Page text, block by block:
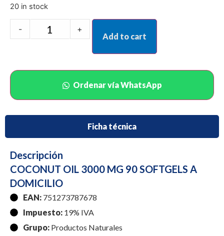
20 in stock
- +
Add to cart
Ordenar vía WhatsApp
Ficha técnica
Descripción
COCONUT OIL 3000 MG 90 SOFTGELS A
DOMICILIO
EAN: 751273787678
Impuesto: 19% IVA
Grupo: Productos Naturales